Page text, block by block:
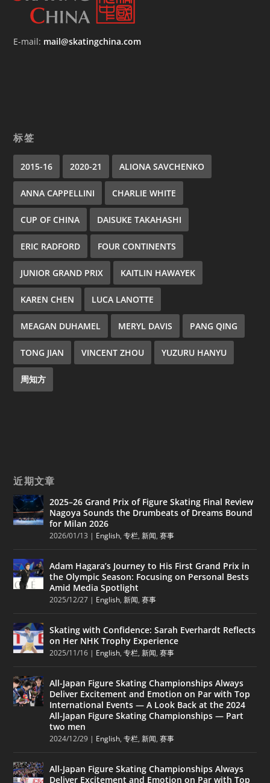
E-mail: mail@skatingchina.com
标签
2015-16 2020-21 ALIONA SAVCHENKO
ANNA CAPPELLINI CHARLIE WHITE
CUP OF CHINA DAISUKE TAKAHASHI
ERIC RADFORD FOUR CONTINENTS
JUNIOR GRAND PRIX KAITLIN HAWAYEK
KAREN CHEN LUCA LANOTTE
MEAGAN DUHAMEL MERYL DAVIS PANG QING
TONG JIAN VINCENT ZHOU YUZURU HANYU
周知方
近期文章
2025–26 Grand Prix of Figure Skating Final Review
Nagoya Sounds the Drumbeats of Dreams Bound
for Milan 2026
2026/01/13 | English,专栏,新闻,赛事
Adam Hagara’s Journey to His First Grand Prix in
the Olympic Season: Focusing on Personal Bests
Amid Media Spotlight
2025/12/27 | English,新闻,赛事
Skating with Confidence: Sarah Everhardt Reflects
on Her NHK Trophy Experience
2025/11/16 | English,专栏,新闻,赛事
All-Japan Figure Skating Championships Always
Deliver Excitement and Emotion on Par with Top
International Events — A Look Back at the 2024
All-Japan Figure Skating Championships — Part
two men
2024/12/29 | English,专栏,新闻,赛事
All-Japan Figure Skating Championships Always
Deliver Excitement and Emotion on Par with Top